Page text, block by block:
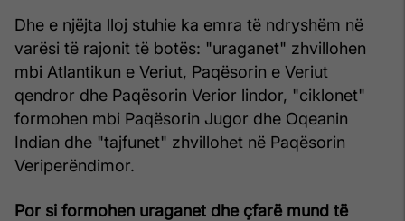
Dhe e njëjta lloj stuhie ka emra të ndryshëm në
varësi të rajonit të botës: "uraganet" zhvillohen
mbi Atlantikun e Veriut, Paqësorin e Veriut
qendror dhe Paqësorin Verior lindor, "ciklonet"
formohen mbi Paqësorin Jugor dhe Oqeanin
Indian dhe "tajfunet" zhvillohet në Paqësorin
Veriperëndimor.
Por si formohen uraganet dhe çfarë mund të